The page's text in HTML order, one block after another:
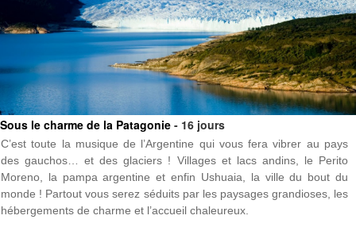
Sous le charme de la Patagonie - 16 jours
C’est toute la musique de l’Argentine qui vous fera vibrer au pays
des gauchos… et des glaciers ! Villages et lacs andins, le Perito
Moreno, la pampa argentine et enfin Ushuaia, la ville du bout du
monde ! Partout vous serez séduits par les paysages grandioses, les
hébergements de charme et l’accueil chaleureux.